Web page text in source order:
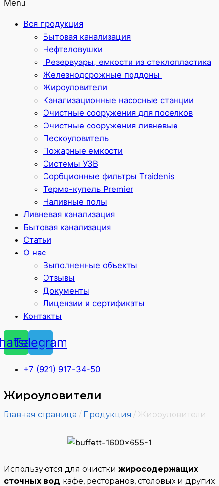
Menu
Вся продукция
Бытовая канализация
Нефтеловушки
Резервуары, емкости из стеклопластика
Железнодорожные поддоны
Жироуловители
Канализационные насосные станции
Очистные сооружения для поселков
Очистные сооружения ливневые
Пескоуловитель
Пожарные емкости
Системы УЗВ
Сорбционные фильтры Traidenis
Термо-купель Premier
Наливные полы
Ливневая канализация
Бытовая канализация
Статьи
О нас
Выполненные объекты
Отзывы
Документы
Лицензии и сертификаты
Контакты
Telegram
+7 (921) 917-34-50
Жироуловители
Главная страница / Продукция / Жироуловители
Используются для очистки жиросодержащих
сточных вод кафе, ресторанов, столовых и других